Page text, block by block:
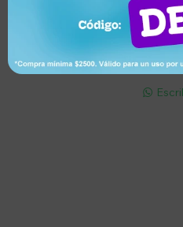
 Soriano 932
Lunes a Viernes 9:30 a
 095 772 214
